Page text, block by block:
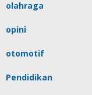
olahraga
opini
otomotif
Pendidikan